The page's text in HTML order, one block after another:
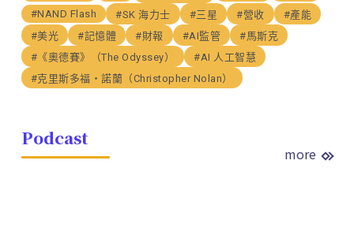
#NAND Flash
#SK 海力士 #三星 #營收
#產能
#美光
#記憶體 #財報 #AI監管
#馬斯克
#《奧德賽》（The Odyssey）
#AI 人工智慧
#克里斯多福・諾蘭（Christopher Nolan）
Podcast
more